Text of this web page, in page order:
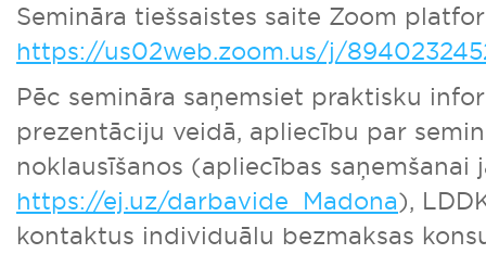
Semināra tiešsaistes saite Zoom
https://us02web.zoom.us/j/
Pēc semināra saņemsiet praktisku
prezentāciju veidā, apliecību par
noklausīšanos (apliecības saņemšanai
https://ej.uz/darbavide_Madona),
kontaktus individuālu bezmaksas